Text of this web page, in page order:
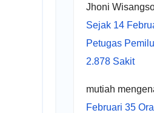
Jhoni
Sejak 14
Petugas
2.878 Sakit
mutiah
Februari 35